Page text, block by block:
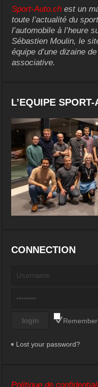
Sport-Auto.ch est un
toute l’actualité du
l’automobile à l’heure
Sébastien Moulin, le
équipe d’une dizaine
associative.
L’EQUIPE
CONNECTION
Lost your password?
Politique de